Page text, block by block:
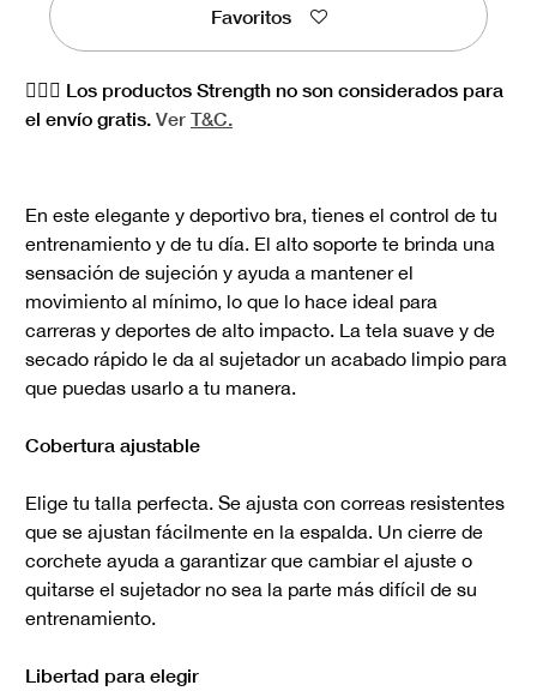
Favoritos
🏋🏻‍♀️ Los productos Strength no son considerados para
el envío gratis. Ver T&C.
En este elegante y deportivo bra, tienes el control de tu
entrenamiento y de tu día. El alto soporte te brinda una
sensación de sujeción y ayuda a mantener el
movimiento al mínimo, lo que lo hace ideal para
carreras y deportes de alto impacto. La tela suave y de
secado rápido le da al sujetador un acabado limpio para
que puedas usarlo a tu manera.
Cobertura ajustable
Elige tu talla perfecta. Se ajusta con correas resistentes
que se ajustan fácilmente en la espalda. Un cierre de
corchete ayuda a garantizar que cambiar el ajuste o
quitarse el sujetador no sea la parte más difícil de su
entrenamiento.
Libertad para elegir